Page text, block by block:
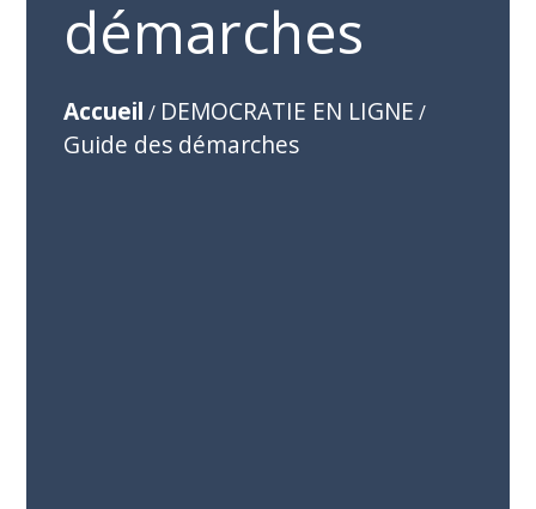
démarches
Accueil / DEMOCRATIE EN LIGNE /
Guide des démarches